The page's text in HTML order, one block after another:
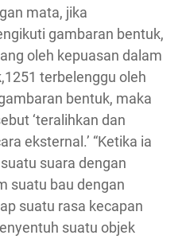
mata, jika
gambaran bentuk,
oleh kepuasan dalam
terbelenggu oleh
bentuk, maka
‘teralihkan dan
eksternal.’ “Ketika ia
suara dengan
suatu bau dengan
suatu rasa kecapan
suatu objek